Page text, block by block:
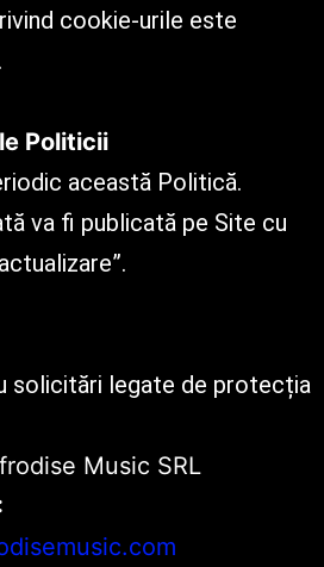
cookie-urile este
Politicii
această Politică.
va fi publicată pe Site cu
solicitări legate de protecția
Music SRL